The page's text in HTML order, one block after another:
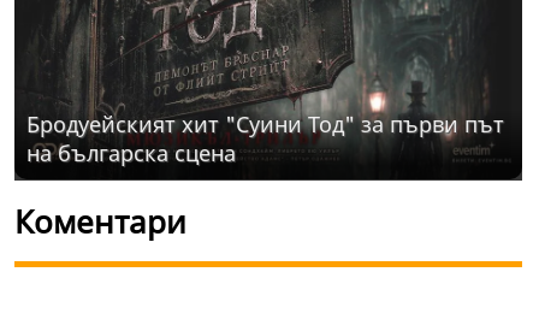
Бродуейският хит "Суини Тод" за първи път
на българска сцена
Коментари